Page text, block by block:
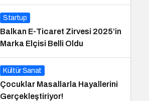
Startup
Balkan E-Ticaret Zirvesi 2025’in
Marka Elçisi Belli Oldu
Kültür Sanat
Çocuklar Masallarla Hayallerini
Gerçekleştiriyor!